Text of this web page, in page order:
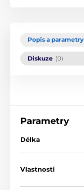
Popis a parametry
Diskuze (0)
Parametry
Délka
Vlastnosti